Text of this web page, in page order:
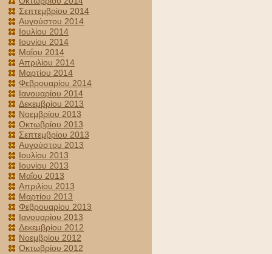
Σεπτεμβρίου 2014
Αυγούστου 2014
Ιουλίου 2014
Ιουνίου 2014
Μαΐου 2014
Απριλίου 2014
Μαρτίου 2014
Φεβρουαρίου 2014
Ιανουαρίου 2014
Δεκεμβρίου 2013
Νοεμβρίου 2013
Οκτωβρίου 2013
Σεπτεμβρίου 2013
Αυγούστου 2013
Ιουλίου 2013
Ιουνίου 2013
Μαΐου 2013
Απριλίου 2013
Μαρτίου 2013
Φεβρουαρίου 2013
Ιανουαρίου 2013
Δεκεμβρίου 2012
Νοεμβρίου 2012
Οκτωβρίου 2012